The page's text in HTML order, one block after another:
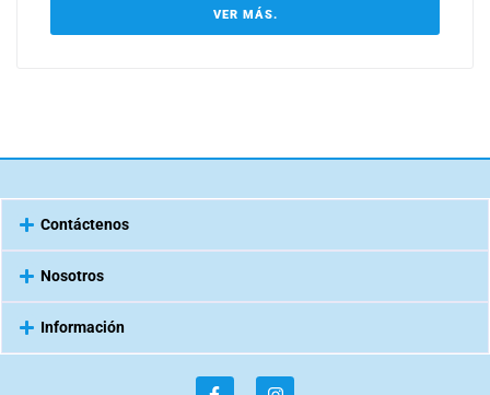
VER MÁS.
Contáctenos
Nosotros
Información